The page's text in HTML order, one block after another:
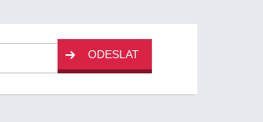
ODESLAT